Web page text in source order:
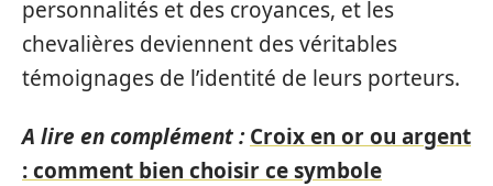
personnalités et des croyances, et les
chevalières deviennent des véritables
témoignages de l’identité de leurs porteurs.
A lire en complément : Croix en or ou argent
: comment bien choisir ce symbole